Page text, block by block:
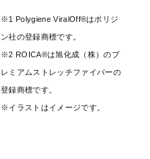
※1 Polygiene ViralOff®はポリジ
ン社の登録商標です。
※2 ROICA®は旭化成（株）のプ
レミアムストレッチファイバーの
登録商標です。
※イラストはイメージです。